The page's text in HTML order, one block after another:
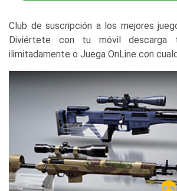
Club de suscripción a los mejores
Diviértete con tu móvil descarga
ilimitadamente o Juega OnLine con